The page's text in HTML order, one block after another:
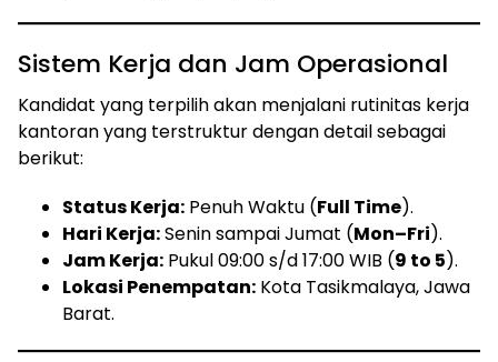
Sistem Kerja dan Jam Operasional
Kandidat yang terpilih akan menjalani rutinitas kerja
kantoran yang terstruktur dengan detail sebagai
berikut:
Status Kerja: Penuh Waktu (Full Time).
Hari Kerja:Senin sampai Jumat (Mon–Fri).
Jam Kerja: Pukul 09:00 s/d 17:00 WIB (9 to 5).
Lokasi Penempatan: Kota Tasikmalaya, Jawa
Barat.